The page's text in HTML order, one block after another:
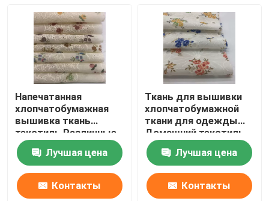
Напечатанная
хлопчатобумажная
вышивка ткань
текстиль Различные
пряжи Число
экологически чистые
M04-LK011
Лучшая цена
Контакты
Ткань для вышивки
хлопчатобумажной
ткани для одежды
Домашний текстиль
Лучшая цена
Контакты